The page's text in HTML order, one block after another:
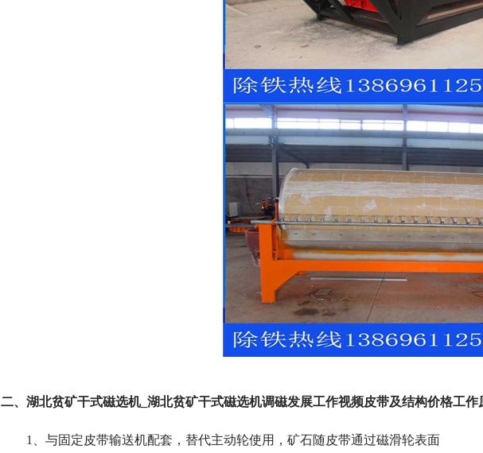
二、湖北贫矿干式磁选机_湖北贫矿干式磁选机调磁发展工作视频皮带及结构价格工作
1、与固定皮带输送机配套，替代主动轮使用，矿石随皮带通过磁滑轮表面